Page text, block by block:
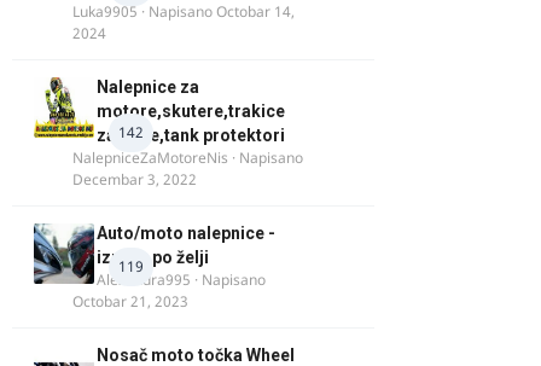
Luka9905 · NapisanoOctobar 14,
2024
142
Nalepnice za
motore,skutere,trakice
za felne,tank protektori
NalepniceZaMotoreNis · Napisano
Decembar 3, 2022
119
Auto/moto nalepnice -
izrada po želji
Alexandra995 · Napisano
Octobar 21, 2023
Nosač moto točka Wheel